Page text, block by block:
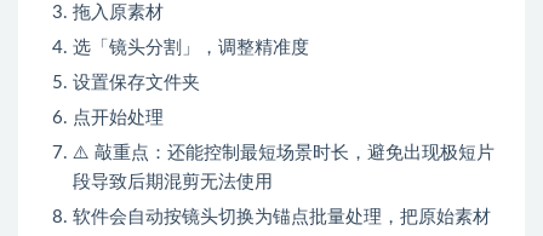
拖入原素材
选「镜头分割」，调整精准度
设置保存文件夹
点开始处理
⚠️ 敲重点：还能控制最短场景时长，避免出现极短片
段导致后期混剪无法使用
软件会自动按镜头切换为锚点批量处理，把原始素材